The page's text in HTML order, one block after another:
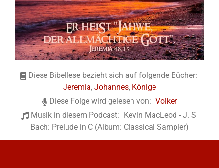
Diese Bibellese bezieht sich auf folgende Bücher:
Jeremia, Johannes, Könige
Diese Folge wird gelesen von: Volker
Musik in diesem Podcast: Kevin MacLeod - J. S.
Bach: Prelude in C (Album: Classical Sampler)